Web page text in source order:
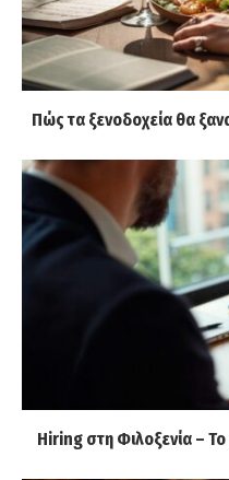
Πώς τα ξενοδοχεία θα
Hiring στη Φιλοξενία –